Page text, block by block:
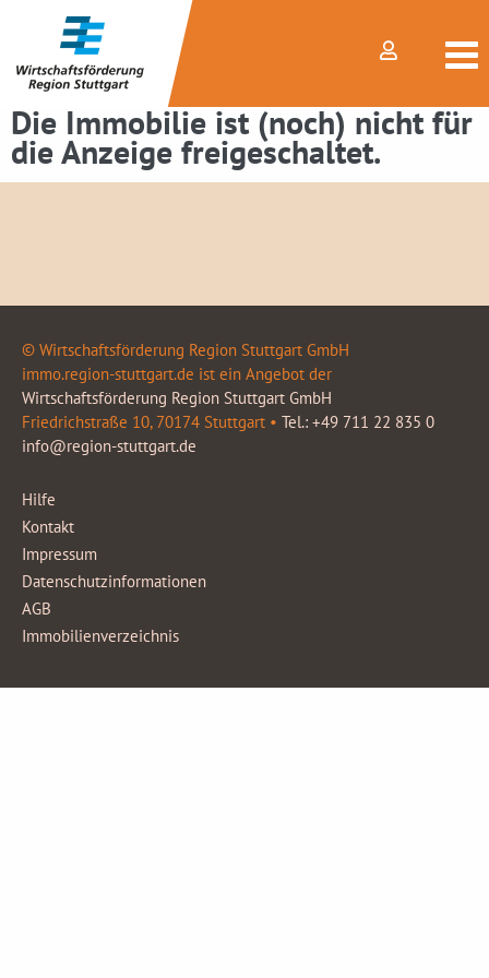
Die Immobilie ist (noch) nicht für
die Anzeige freigeschaltet.
© Wirtschaftsförderung Region Stuttgart GmbH
immo.region-stuttgart.de ist ein Angebot der
Wirtschaftsförderung Region Stuttgart GmbH
Friedrichstraße 10, 70174 Stuttgart • Tel.: +49 711 22 835 0
info@region-stuttgart.de
Hilfe
Kontakt
Impressum
Datenschutzinformationen
AGB
Immobilienverzeichnis